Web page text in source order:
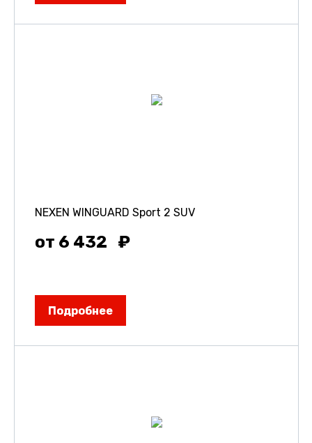
NEXEN WINGUARD Sport 2 SUV
от 6 432
Подробнее